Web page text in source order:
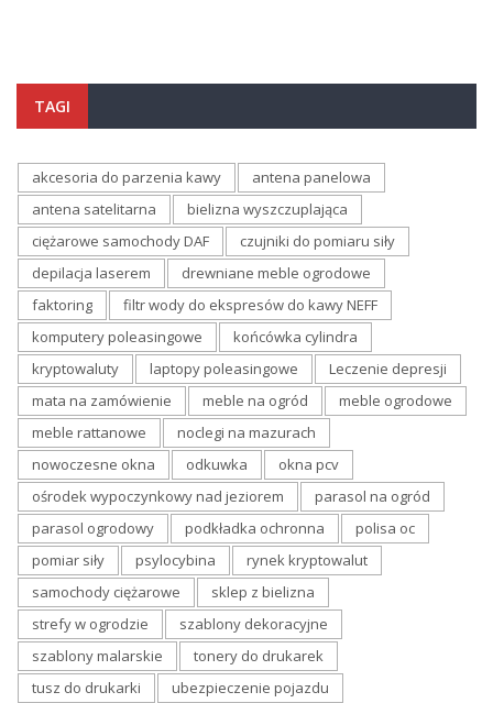
TAGI
akcesoria do parzenia kawy
antena panelowa
antena satelitarna
bielizna wyszczuplająca
ciężarowe samochody DAF
czujniki do pomiaru siły
depilacja laserem
drewniane meble ogrodowe
faktoring
filtr wody do ekspresów do kawy NEFF
komputery poleasingowe
końcówka cylindra
kryptowaluty
laptopy poleasingowe
Leczenie depresji
mata na zamówienie
meble na ogród
meble ogrodowe
meble rattanowe
noclegi na mazurach
nowoczesne okna
odkuwka
okna pcv
ośrodek wypoczynkowy nad jeziorem
parasol na ogród
parasol ogrodowy
podkładka ochronna
polisa oc
pomiar siły
psylocybina
rynek kryptowalut
samochody ciężarowe
sklep z bielizna
strefy w ogrodzie
szablony dekoracyjne
szablony malarskie
tonery do drukarek
tusz do drukarki
ubezpieczenie pojazdu